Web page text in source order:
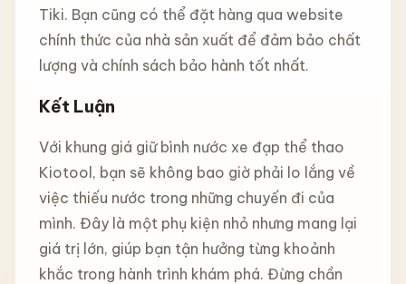
Tiki. Bạn cũng có thể đặt hàng qua website
chính thức của nhà sản xuất để đảm bảo chất
lượng và chính sách bảo hành tốt nhất.
Kết Luận
Với khung giá giữ bình nước xe đạp thể thao
Kiotool, bạn sẽ không bao giờ phải lo lắng về
việc thiếu nước trong những chuyến đi của
mình. Đây là một phụ kiện nhỏ nhưng mang lại
giá trị lớn, giúp bạn tận hưởng từng khoảnh
khắc trong hành trình khám phá. Đừng chần